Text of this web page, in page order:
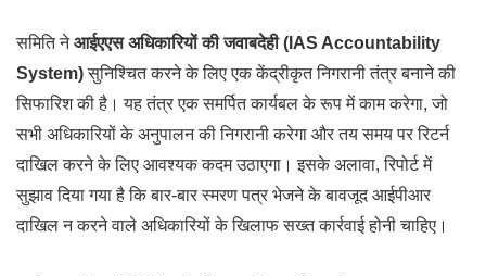
समिति नेआईएएस अधिकारियों की जवाबदेही (IAS Accountability
System)सुनिश्चित करने के लिए एक केंद्रीकृत निगरानी तंत्र बनाने की
सिफारिश की है। यह तंत्र एक समर्पित कार्यबल के रूप में काम करेगा, जो
सभी अधिकारियों के अनुपालन की निगरानी करेगा और तय समय पर रिटर्न
दाखिल करने के लिए आवश्यक कदम उठाएगा। इसके अलावा, रिपोर्ट में
सुझाव दिया गया है कि बार-बार स्मरण पत्र भेजने के बावजूद आईपीआर
दाखिल न करने वाले अधिकारियों के खिलाफ सख्त कार्रवाई होनी चाहिए।